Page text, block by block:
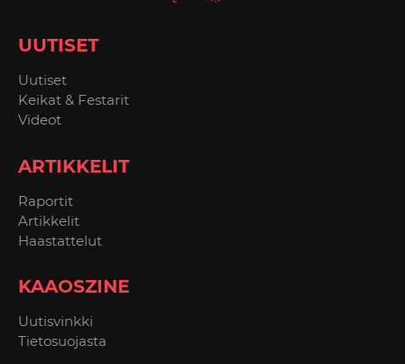
UUTISET
Uutiset
Keikat & Festarit
Videot
ARTIKKELIT
Raportit
Artikkelit
Haastattelut
KAAOSZINE
Uutisvinkki
Tietosuojasta